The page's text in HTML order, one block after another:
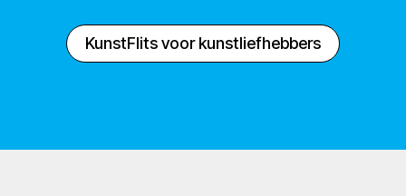
KunstFlits voor kunstliefhebbers